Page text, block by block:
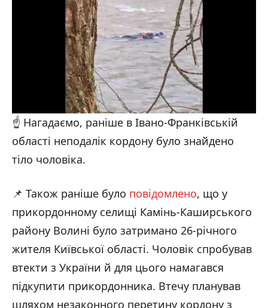
☝️ Нагадаємо, раніше в Івано-Франківській
області неподалік кордону було знайдено
тіло чоловіка.
📌 Також раніше було повідомлено, що у
прикордонному селищі Камінь-Каширського
району Волині було затримано 26-річного
жителя Київської області. Чоловік спробував
втекти з України й для цього намагався
підкупити прикордонника. Втечу планував
шляхом незаконного перетину кордону з